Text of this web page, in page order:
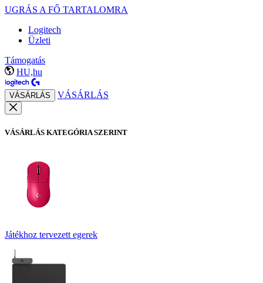
UGRÁS A FŐ TARTALOMRA
Logitech
Üzleti
Támogatás
HU,hu
VÁSÁRLÁS VÁSÁRLÁS
VÁSÁRLÁS KATEGÓRIA SZERINT
Játékhoz tervezett egerek